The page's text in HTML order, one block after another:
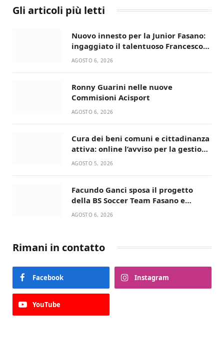
Gli articoli più letti
Nuovo innesto per la Junior Fasano:
ingaggiato il talentuoso Francesco
Lupo Timini
AGOSTO 6, 2026
Ronny Guarini nelle nuove
Commisioni Acisport
AGOSTO 6, 2026
Cura dei beni comuni e cittadinanza
attiva: online l’avviso per la gestione
condivisa della Villetta di Laureto
AGOSTO 5, 2026
Facundo Ganci sposa il progetto
della BS Soccer Team Fasano e
ritorna in campo
AGOSTO 6, 2026
Rimani in contatto
Facebook Instagram
YouTube